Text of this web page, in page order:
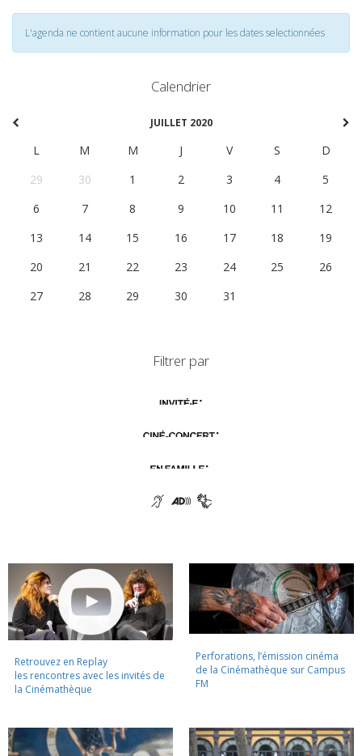
L'agenda ne contient aucune information pour les dates selectionnées
Calendrier
JUILLET 2020
L M M J V S
D
29
30 1 2 3 4
5
6
7 8 9 10 11
12
13
14 15 16 17 18
19
20
21 22 23 24 25
26
27
28 29 30 31
Filtrer par
Retrouvez en Replay
les rencontres avec les invités de
la Cinémathèque
Perforations, l’émission cinéma
de la Cinémathèque sur Campus
FM